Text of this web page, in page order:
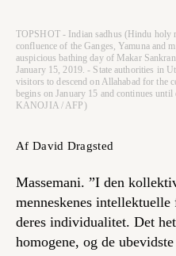
TOPSHOT - Indian sadhus (Hindu holy
confluence of the Ganges, Yamuna and
auspicious bathing day of Makar
January 15, 2019. - State authorities in
visitors to descend on Allahabad for the
begins on January 15 and continues
KANOJIA / AFP)
Af David Dragsted
Massemani. ”I den
menneskenes
deres individualitet. Det
homogene, og de